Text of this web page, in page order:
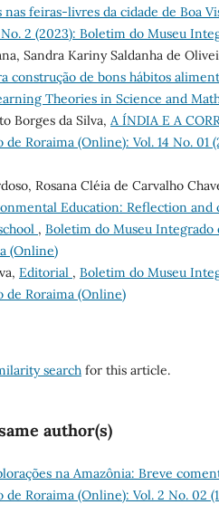
feiras-livres da cidade de Boa
2 (2023): Boletim do Museu
Sandra Kariny Saldanha de
construção de bons hábitos
Theories in Science and
Borges da Silva, A ÍNDIA E A
Roraima (Online): Vol. 14 No.
Rosana Cléia de Carvalho
Education: Reflection and
, Boletim do Museu Integrado
(Online)
Editorial , Boletim do Museu
de Roraima (Online)
search for this article.
author(s)
na Amazônia: Breve
Roraima (Online): Vol. 2 No. 02